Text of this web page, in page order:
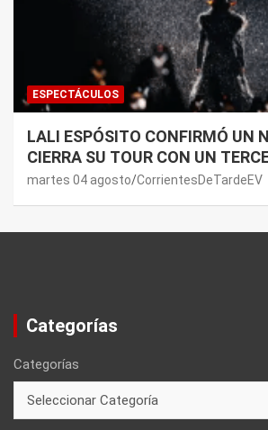
ESPECTÁCULOS
LALI ESPÓSITO CONFIRMÓ UN
CIERRA SU TOUR CON UN
martes 04 agosto CorrientesDeTardeEV
Categorías
Categorías